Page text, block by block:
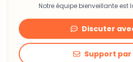
Notre équipe bienveillante est
Discuter
Support